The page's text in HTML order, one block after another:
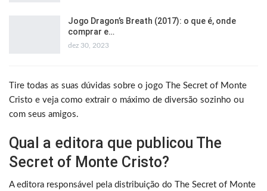
Jogo Dragon’s Breath (2017): o que é, onde
comprar e…
dez 30, 2023
Tire todas as suas dúvidas sobre o jogo The Secret of Monte
Cristo e veja como extrair o máximo de diversão sozinho ou
com seus amigos.
Qual a editora que publicou The
Secret of Monte Cristo?
A editora responsável pela distribuição do The Secret of Monte